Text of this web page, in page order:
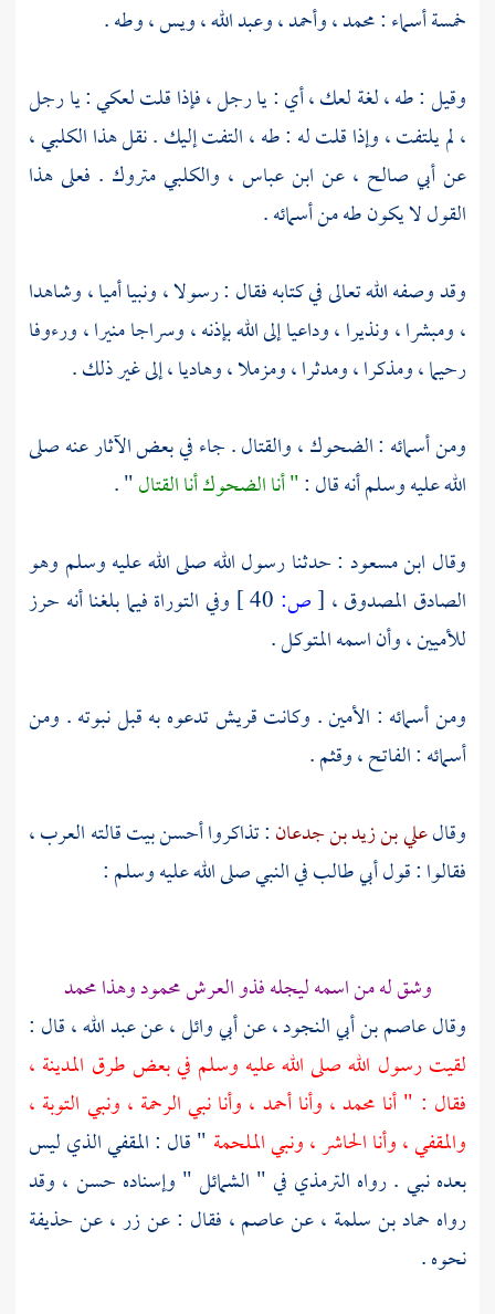
خمسة أسماء :محمد ،وأحمد ، وعبد الله ، ويس ، وطه .
وقيل : طه ، لغة لعك ، أي : يا رجل ، فإذا قلت لعكي : يا رجل
، لم يلتفت ، وإذا قلت له : طه ، التفت إليك . نقل هذاالكلبي ،
عنأبي صالح ،عن ابن عباس ، والكلبيمتروك . فعلى هذا
القول لا يكون طه من أسمائه .
وقد وصفه الله تعالى في كتابه فقال : رسولا ، ونبيا أميا ، وشاهدا
، ومبشرا ، ونذيرا ، وداعيا إلى الله بإذنه ، وسراجا منيرا ، ورءوفا
رحيما ، ومذكرا ، ومدثرا ، ومزملا ، وهاديا ، إلى غير ذلك .
ومن أسمائه : الضحوك ، والقتال . جاء في بعض الآثار عنه صلى
الله عليه وسلم أنه قال :" أنا الضحوك أنا القتال" .
وقال ابن مسعود : حدثنا رسول الله صلى الله عليه وسلم وهو
الصادق المصدوق ، [ص:
وفي التوراة فيما بلغنا أنه حرز
للأميين ، وأن اسمه المتوكل .
ومن أسمائه : الأمين . وكانتقريشتدعوه به قبل نبوته . ومن
أسمائه : الفاتح ، وقثم .
وقالعلي بن زيد بن جدعان: تذاكروا أحسن بيت قالته العرب ،
فقالوا : قولأبي طالبفي النبي صلى الله عليه وسلم :
وشق له من اسمه ليجله فذو العرش محمود وهذامحمد
وقالعاصم بن أبي النجود ،عنأبي وائل ،عنعبد الله ،قال :
لقيت رسول الله صلى الله عليه وسلم في بعض طرق المدينة ،
فقال : " أنا محمد ، وأنا أحمد ، وأنا نبي الرحمة ، ونبي التوبة ،
والمقفي ، وأنا الحاشر ، ونبي الملحمة " قال : المقفي الذي ليس
بعده نبي . رواه الترمذي في " الشمائل " وإسناده حسن ، وقد
رواه حماد بن سلمة ،عنعاصم ، فقال : عنزر ،عنحذيفة
نحوه .